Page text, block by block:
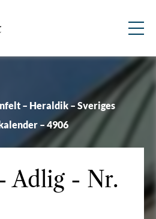
– Heraldik – Sveriges
– 4906
Adlig - Nr.